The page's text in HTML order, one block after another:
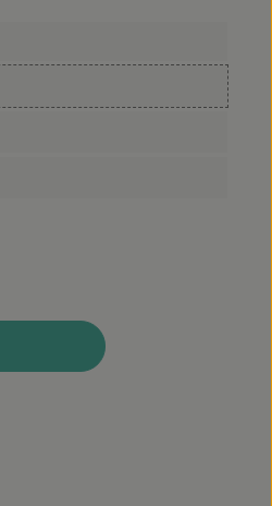
oder benutze